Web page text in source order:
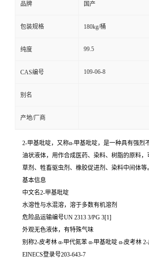
品牌 国产
包装规格 180kg/桶
纯度 99.5
CAS编号 109-06-8
别名
产地/厂商
2-甲基吡啶，又称α-甲基吡啶，是一种具有强烈
油状液体，用作合成医药、染料、树脂的原料
草剂、牲畜驱虫剂、橡胶促进剂、染料中间体等。
基本信息
中文名2-甲基吡啶
水溶性与水混溶，溶于多数有机溶剂
危险品运输编号UN 2313 3/PG 3[1]
外观无色液体，有特殊气味
别称2-皮考林 α-甲代氮苯 α-甲基吡啶 α-皮考林
EINECS登录号203-643-7